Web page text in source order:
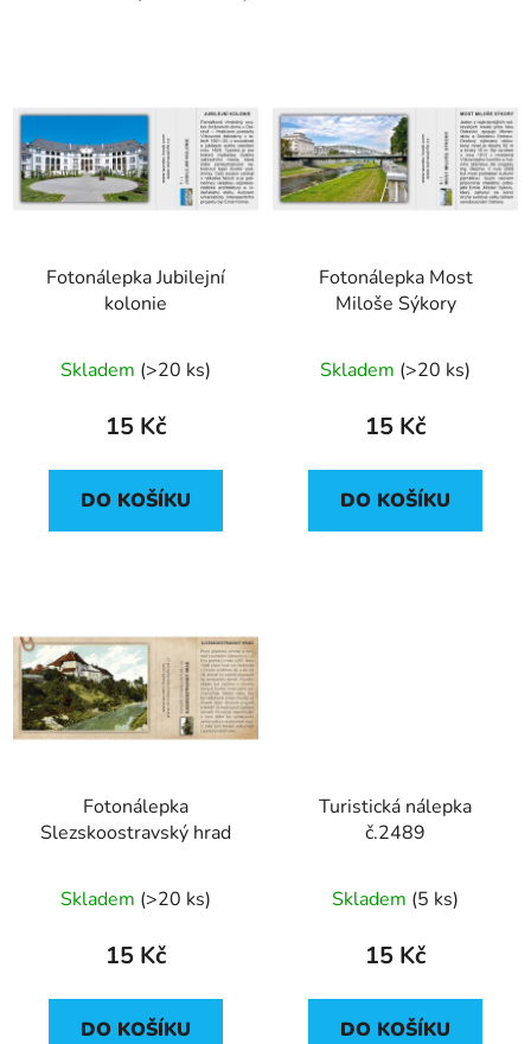
Fotonálepka Jubilejní
kolonie
Skladem (>20 ks)
15 Kč
DO KOŠÍKU
Fotonálepka Most
Miloše Sýkory
Skladem (>20 ks)
15 Kč
DO KOŠÍKU
Fotonálepka
Slezskoostravský hrad
Skladem (>20 ks)
15 Kč
DO KOŠÍKU
Turistická nálepka
č.2489
Skladem (5 ks)
15 Kč
DO KOŠÍKU